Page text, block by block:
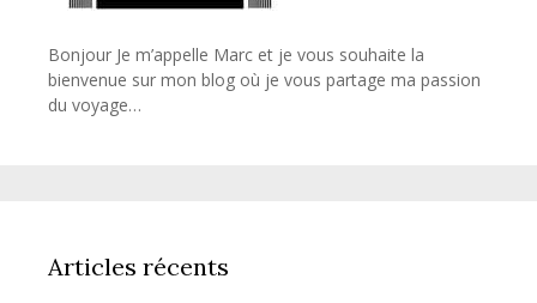
Bonjour Je m’appelle Marc et je vous souhaite la
bienvenue sur mon blog où je vous partage ma passion
du voyage…
Articles récents